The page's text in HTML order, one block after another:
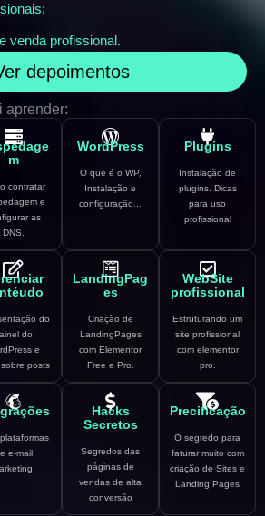
venda profissional.
depoimentos
aprender:
m
contratar
e
as
DNS.
WordPress
O que é o WP,
Instalação e
configuração...
Plugins
Instalação de
plugins. Dicas
para uso
profissional
do
do
e
posts
LandingPag
es
Criação de
LandingPages
com Elementor
Free e Pro.
WebSite
profissional
Estruturando um
site profissional
com elementor
pro.
e-mail
Hacks
Secretos
Segredos das
páginas de
vendas de alta
conversão
Precificação
O segredo para
faturar muito com
criação de Sites e
Landing Pages